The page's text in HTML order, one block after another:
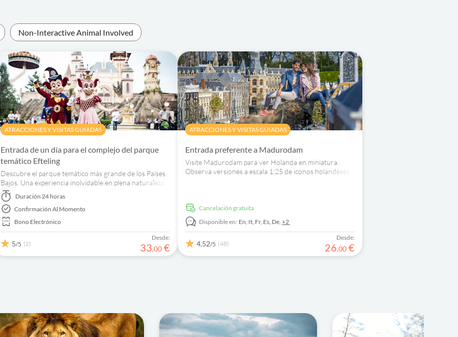
Non-Interactive Animal Involved
ATRACCIONES Y VISITAS GUIADAS
Entrada de un día para el complejo del parque
temático Efteling
Descubre el parque temático más grande de los Países
Bajos. Una experiencia inolvidable en plena naturaleza.
Duración 24 horas
Confirmación Al Momento
Bono Electrónico
5/5 (2)
Desde:
33,00 €
ATRACCIONES Y VISITAS GUIADAS
Entrada preferente a Madurodam
Visite Madurodam para ver Holanda en miniatura.
Observa versiones a escala 1:25 de iconos holandeses,
cancelación gratuita
Disponible en: En, It, Fr, Es, De, +2
4,52/5 (48)
Desde:
26,00 €